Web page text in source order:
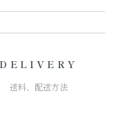
DELIVERY
送料、配送方法